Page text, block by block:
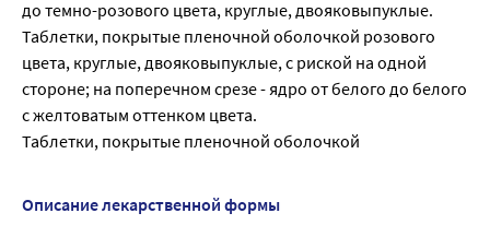
до темно-розового цвета, круглые, двояковыпуклые.
Таблетки, покрытые пленочной оболочкой розового
цвета, круглые, двояковыпуклые, с риской на одной
стороне; на поперечном срезе - ядро от белого до белого
с желтоватым оттенком цвета.
Таблетки, покрытые пленочной оболочкой
Описание лекарственной формы